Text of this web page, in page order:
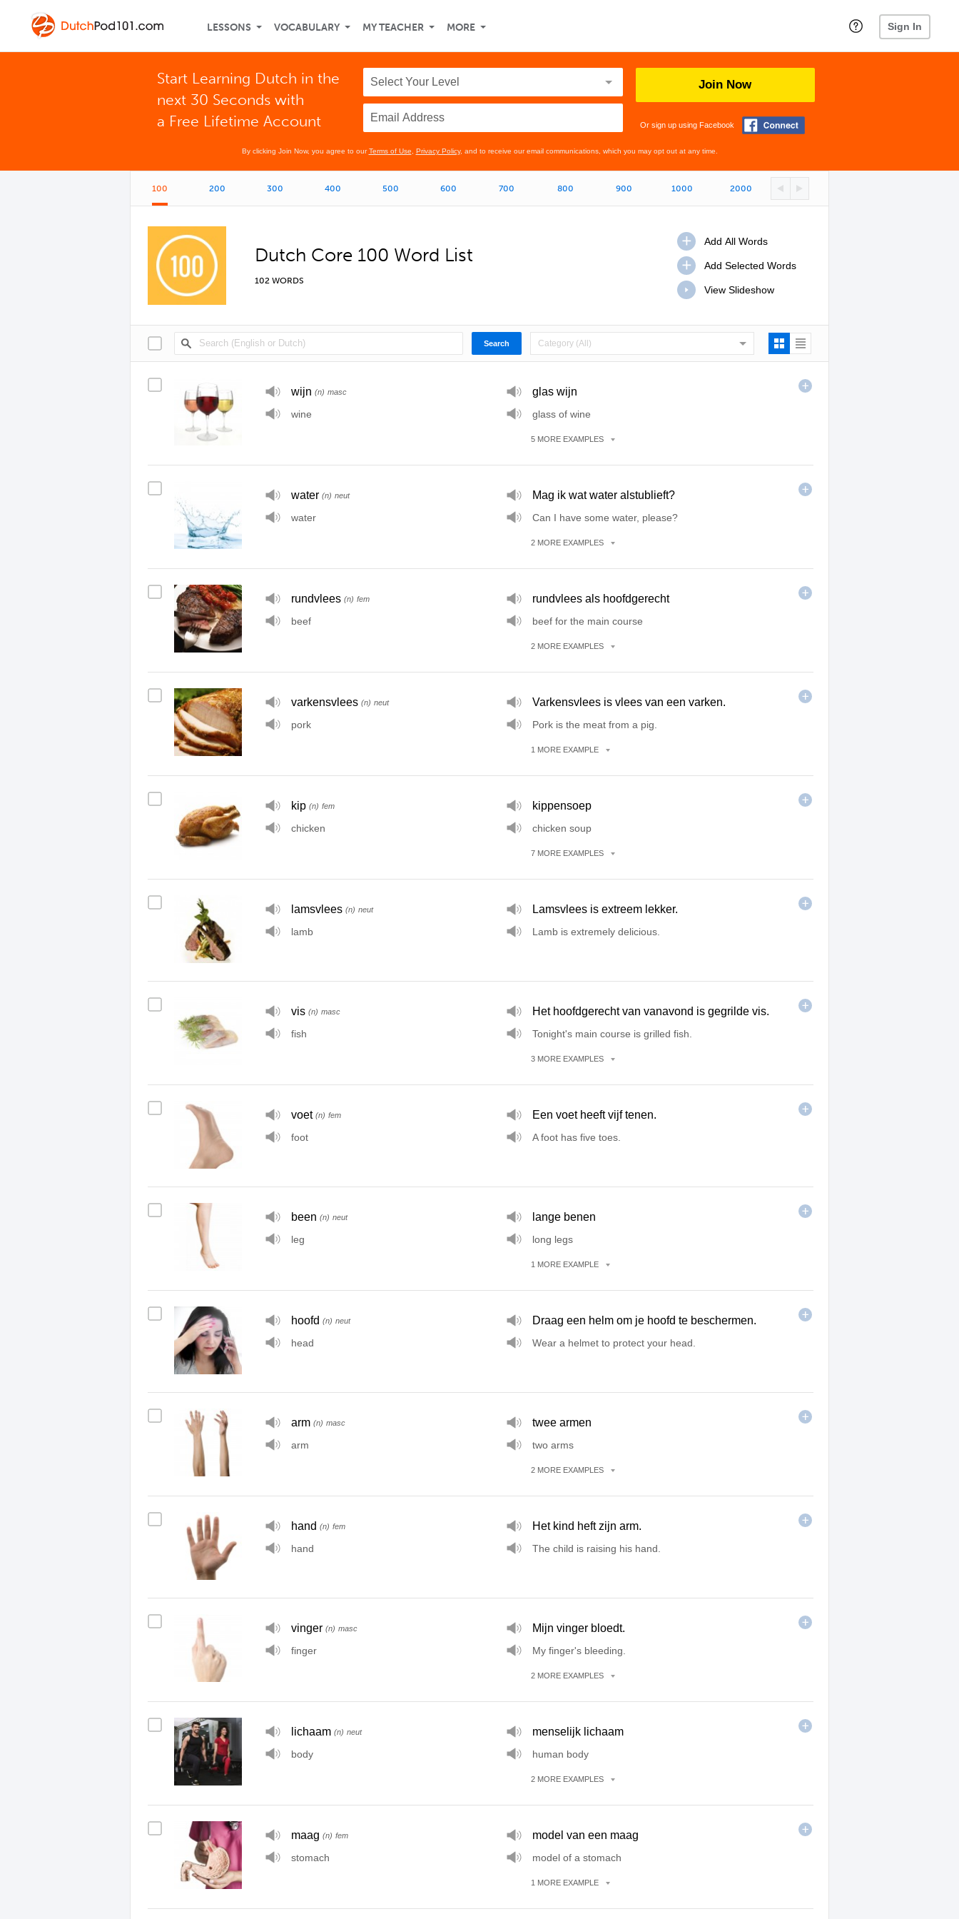
LESSONS VOCABULARY MY TEACHER MORE Sign In
Start Learning Dutch in the
next 30 Seconds with
a Free Lifetime Account
Join Now
Or sign up using Facebook
By clicking Join Now, you agree to ourTerms of Use Privacy Policy, and to receive our email communications, which you may opt out at any time.
100 200 300 400 500 600 700 800 900 1000 2000
Dutch Core 100 Word List
102 WORDS
View Slideshow
wijn (n) masc
wine
glas wijn
glass of wine
5 MORE EXAMPLES
water (n) neut
water
Mag ik wat water alstublieft?
Can I have some water, please?
2 MORE EXAMPLES
rundvlees (n) fem
beef
rundvlees als hoofdgerecht
beef for the main course
2 MORE EXAMPLES
varkensvlees (n) neut
pork
Varkensvlees is vlees van een varken.
Pork is the meat from a pig.
1 MORE EXAMPLE
kip (n) fem
chicken
kippensoep
chicken soup
7 MORE EXAMPLES
lamsvlees (n) neut
lamb
Lamsvlees is extreem lekker.
Lamb is extremely delicious.
vis (n) masc
fish
Het hoofdgerecht van vanavond is gegrilde vis.
Tonight's main course is grilled fish.
3 MORE EXAMPLES
voet (n) fem
foot
Een voet heeft vijf tenen.
A foot has five toes.
been (n) neut
leg
lange benen
long legs
1 MORE EXAMPLE
hoofd (n) neut
head
Draag een helm om je hoofd te beschermen.
Wear a helmet to protect your head.
arm (n) masc
arm
twee armen
two arms
2 MORE EXAMPLES
hand (n) fem
hand
Het kind heft zijn arm.
The child is raising his hand.
vinger (n) masc
finger
Mijn vinger bloedt.
My finger's bleeding.
2 MORE EXAMPLES
lichaam (n) neut
body
menselijk lichaam
human body
2 MORE EXAMPLES
maag (n) fem
stomach
model van een maag
model of a stomach
1 MORE EXAMPLE